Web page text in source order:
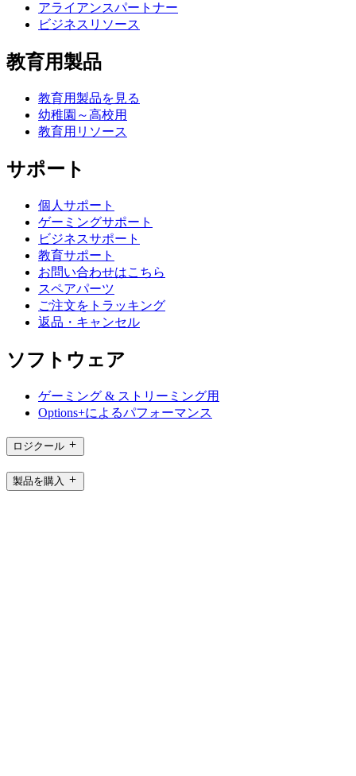
アライアンスパートナー
ビジネスリソース
教育用製品
教育用製品を見る
幼稚園～高校用
教育用リソース
サポート
個人サポート
ゲーミングサポート
ビジネスサポート
教育サポート
お問い合わせはこちら
スペアパーツ
ご注文をトラッキング
返品・キャンセル
ソフトウェア
ゲーミング & ストリーミング用
Options+によるパフォーマンス
ロジクール
製品を購入